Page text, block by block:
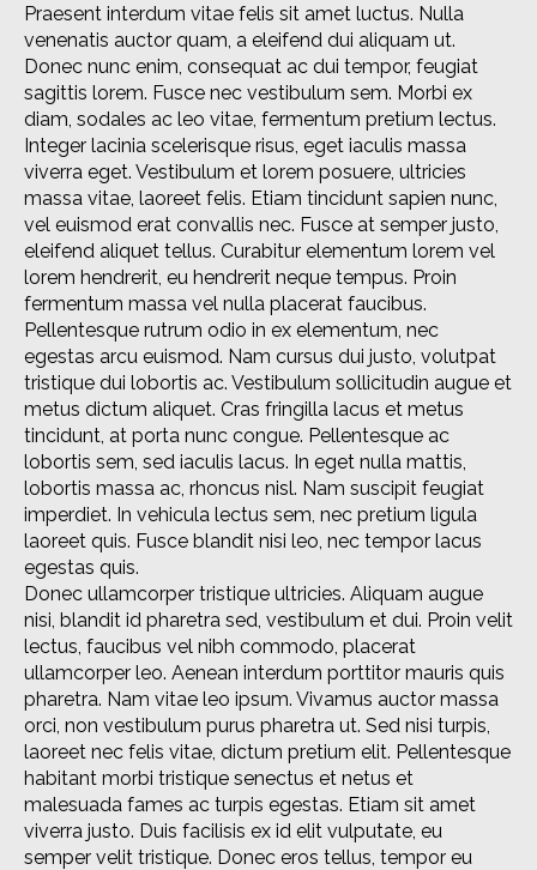
Praesent interdum vitae felis sit amet luctus. Nulla
venenatis auctor quam, a eleifend dui aliquam ut.
Donec nunc enim, consequat ac dui tempor, feugiat
sagittis lorem. Fusce nec vestibulum sem. Morbi ex
diam, sodales ac leo vitae, fermentum pretium lectus.
Integer lacinia scelerisque risus, eget iaculis massa
viverra eget. Vestibulum et lorem posuere, ultricies
massa vitae, laoreet felis. Etiam tincidunt sapien nunc,
vel euismod erat convallis nec. Fusce at semper justo,
eleifend aliquet tellus. Curabitur elementum lorem vel
lorem hendrerit, eu hendrerit neque tempus. Proin
fermentum massa vel nulla placerat faucibus.
Pellentesque rutrum odio in ex elementum, nec
egestas arcu euismod. Nam cursus dui justo, volutpat
tristique dui lobortis ac. Vestibulum sollicitudin augue et
metus dictum aliquet. Cras fringilla lacus et metus
tincidunt, at porta nunc congue. Pellentesque ac
lobortis sem, sed iaculis lacus. In eget nulla mattis,
lobortis massa ac, rhoncus nisl. Nam suscipit feugiat
imperdiet. In vehicula lectus sem, nec pretium ligula
laoreet quis. Fusce blandit nisi leo, nec tempor lacus
egestas quis.
Donec ullamcorper tristique ultricies. Aliquam augue
nisi, blandit id pharetra sed, vestibulum et dui. Proin velit
lectus, faucibus vel nibh commodo, placerat
ullamcorper leo. Aenean interdum porttitor mauris quis
pharetra. Nam vitae leo ipsum. Vivamus auctor massa
orci, non vestibulum purus pharetra ut. Sed nisi turpis,
laoreet nec felis vitae, dictum pretium elit. Pellentesque
habitant morbi tristique senectus et netus et
malesuada fames ac turpis egestas. Etiam sit amet
viverra justo. Duis facilisis ex id elit vulputate, eu
semper velit tristique. Donec eros tellus, tempor eu